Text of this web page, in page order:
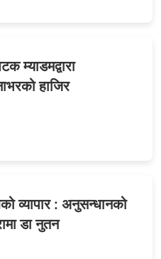
:
म्याडमद्वारा
हाजिर
व्यापार : अनुसन्धानको
डा नुतन